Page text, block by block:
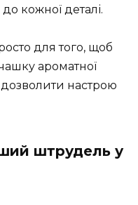
кожної деталі.
для того, щоб
ароматної
настрою
штрудель у